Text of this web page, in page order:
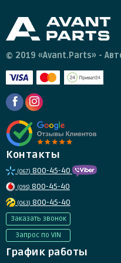
© 2019 «Avant.Parts» -
Контакты
(067) 800-45-40
(095) 800-45-40
(063) 800-45-40
Заказать звонок
Запрос по VIN
График работы